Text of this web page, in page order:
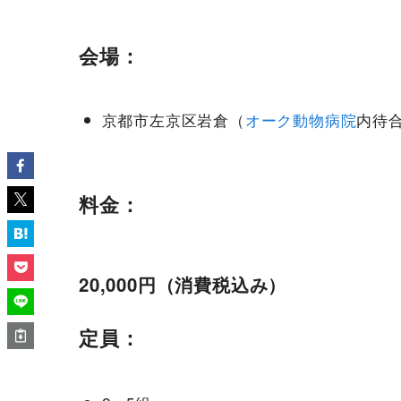
会場：
京都市左京区岩倉（オーク動物病院内待
料金：
20,000円（消費税込み）
定員：